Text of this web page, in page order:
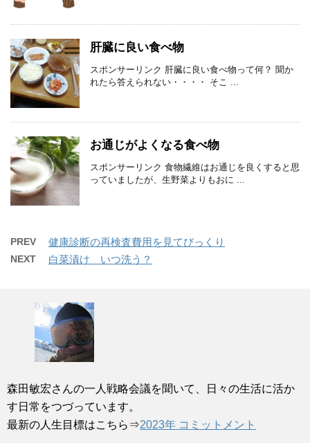
肝臓に良い食べ物
スポンサーリンク 肝臓に良い食べ物って何？ 聞か
れたら答えられない・・・・ そこ ...
お通じがよくなる食べ物
スポンサーリンク 食物繊維はお通じを良くすると思
っていましたが、生野菜よりもおに ...
PREV 健康診断の再検査費用を見てびっくり
NEXT 白菜漬け いつ洗う？
森田敏宏さんの一人戦略会議を聞いて、日々の生活に活か
す日常をつづっています。
最新の人生目標はこちら⇒2023年 コミットメント